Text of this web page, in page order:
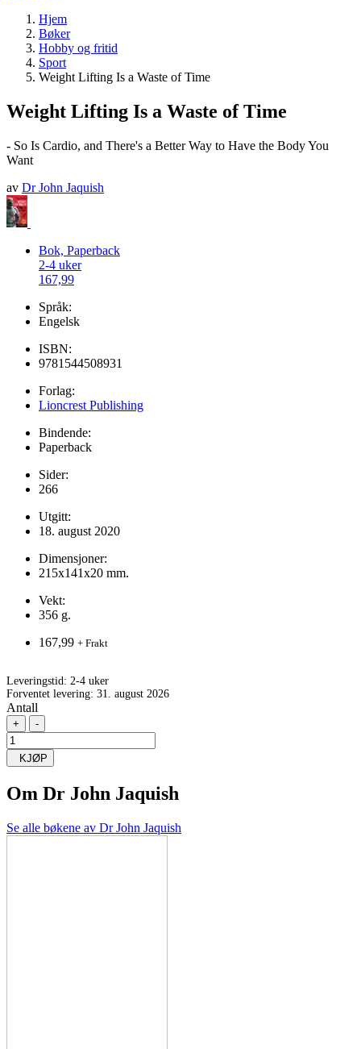
Hjem
Bøker
Hobby og fritid
Sport
Weight Lifting Is a Waste of Time
Weight Lifting Is a Waste of Time
- So Is Cardio, and There's a Better Way to Have the Body You
Want
av Dr John Jaquish
Bok, Paperback
2-4 uker
167,99
Språk:
Engelsk
ISBN:
9781544508931
Forlag:
Lioncrest Publishing
Bindende:
Paperback
Sider:
266
Utgitt:
18. august 2020
Dimensjoner:
215x141x20 mm.
Vekt:
356 g.
167,99 + Frakt
Leveringstid: 2-4 uker
Forventet levering: 31. august 2026
Antall
+ -
KJØP
Om Dr John Jaquish
Se alle bøkene av Dr John Jaquish